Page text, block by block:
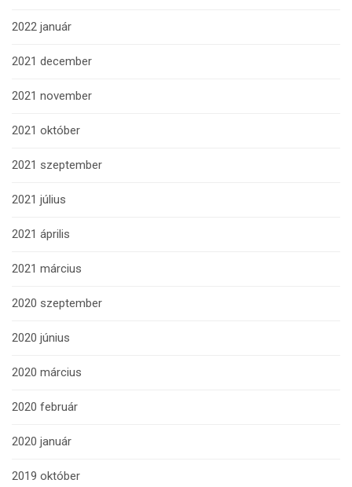
2022 január
2021 december
2021 november
2021 október
2021 szeptember
2021 július
2021 április
2021 március
2020 szeptember
2020 június
2020 március
2020 február
2020 január
2019 október